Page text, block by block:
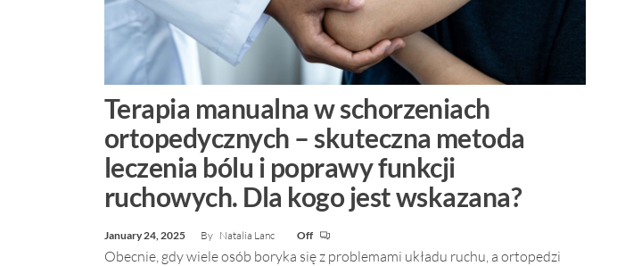
Terapia manualna w schorzeniach
ortopedycznych – skuteczna metoda
leczenia bólu i poprawy funkcji
ruchowych. Dla kogo jest wskazana?
January 24, 2025 By Natalia Lanc Off
Obecnie, gdy wiele osób boryka się z problemami układu ruchu, a ortopedzi